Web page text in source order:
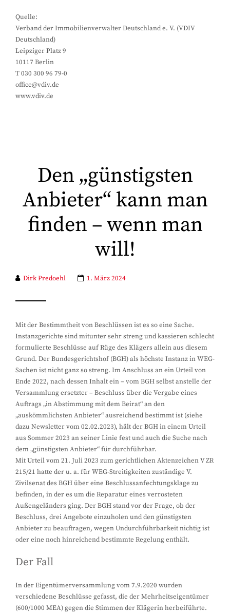
Quelle:
Verband der Immobilienverwalter Deutschland e. V. (VDIV
Deutschland)
Leipziger Platz 9
10117 Berlin
T 030 300 96 79-0
office@vdiv.de
www.vdiv.de
Den „günstigsten
Anbieter“ kann man
finden – wenn man
will!
Dirk Predoehl 1. März 2024
Mit der Bestimmtheit von Beschlüssen ist es so eine Sache.
Instanzgerichte sind mitunter sehr streng und kassieren schlecht
formulierte Beschlüsse auf Rüge des Klägers allein aus diesem
Grund. Der Bundesgerichtshof (BGH) als höchste Instanz in WEG-
Sachen ist nicht ganz so streng. Im Anschluss an ein Urteil von
Ende 2022, nach dessen Inhalt ein – vom BGH selbst anstelle der
Versammlung ersetzter – Beschluss über die Vergabe eines
Auftrags „in Abstimmung mit dem Beirat“ an den
„auskömmlichsten Anbieter“ ausreichend bestimmt ist (siehe
dazu Newsletter vom 02.02.2023), hält der BGH in einem Urteil
aus Sommer 2023 an seiner Linie fest und auch die Suche nach
dem „günstigsten Anbieter“ für durchführbar.
Mit Urteil vom 21. Juli 2023 zum gerichtlichen Aktenzeichen V ZR
215/21 hatte der u. a. für WEG-Streitigkeiten zuständige V.
Zivilsenat des BGH über eine Beschlussanfechtungsklage zu
befinden, in der es um die Reparatur eines verrosteten
Außengeländers ging. Der BGH stand vor der Frage, ob der
Beschluss, drei Angebote einzuholen und den günstigsten
Anbieter zu beauftragen, wegen Undurchführbarkeit nichtig ist
oder eine noch hinreichend bestimmte Regelung enthält.
Der Fall
In der Eigentümerversammlung vom 7.9.2020 wurden
verschiedene Beschlüsse gefasst, die der Mehrheitseigentümer
(600/1000 MEA) gegen die Stimmen der Klägerin herbeiführte.